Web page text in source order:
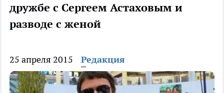
дружбе с Сергеем Астаховым и
разводе с женой
25 апреля 2015 Редакция